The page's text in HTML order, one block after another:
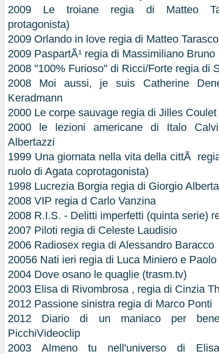
2009 Le troiane regia di Matteo
protagonista)
2009 Orlando in love regia di Matteo Tarasco
2009 PaspartÃ¹ regia di Massimiliano Bruno
2008 "100% Furioso" di Ricci/Forte regia di
2008 Moi aussi, je suis Catherine
Keradmann
2000 Le corpe sauvage regia di Jilles Coulet
2000 le lezioni americane di Italo
Albertazzi
1999 Una giornata nella vita della cittÃ
ruolo di Agata coprotagonista)
1998 Lucrezia Borgia regia di Giorgio
2008 VIP regia d Carlo Vanzina
2008 R.I.S. - Delitti imperfetti (quinta serie)
2007 Piloti regia di Celeste Laudisio
2006 Radiosex regia di Alessandro Baracco
20056 Nati ieri regia di Luca Miniero e
2004 Dove osano le quaglie (trasm.tv)
2003 Elisa di Rivombrosa , regia di Cinzia
2012 Passione sinistra regia di Marco Ponti
2012 Diario di un maniaco per
PicchiVideoclip
2003 Almeno tu nell'universo di